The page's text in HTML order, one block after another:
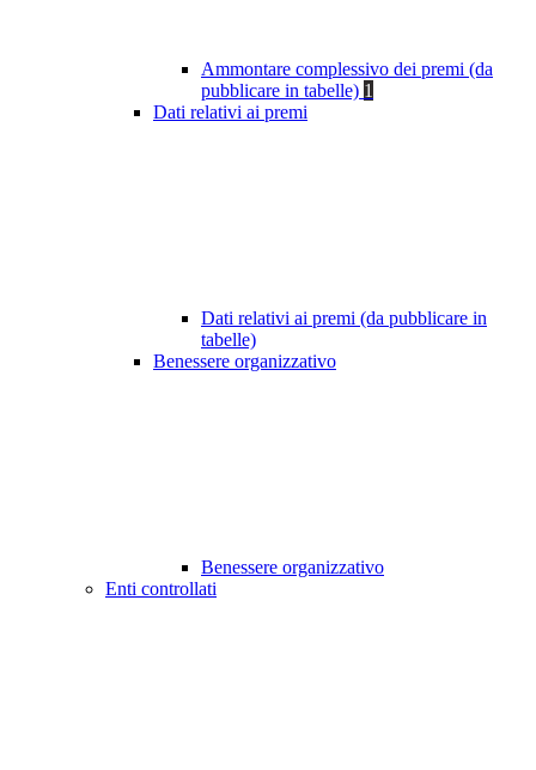
Ammontare complessivo dei premi (da
pubblicare in tabelle) 1
Dati relativi ai premi
Dati relativi ai premi (da pubblicare in
tabelle)
Benessere organizzativo
Benessere organizzativo
Enti controllati